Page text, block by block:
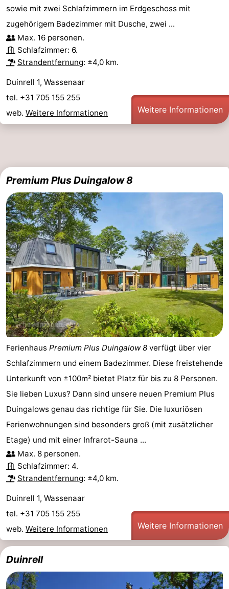
sowie mit zwei Schlafzimmern im Erdgeschoss mit
zugehörigem Badezimmer mit Dusche, zwei ...
Max. 16 personen.
Schlafzimmer: 6.
Strandentfernung: ±4,0 km.
Duinrell 1, Wassenaar
tel. +31 705 155 255
web. Weitere Informationen Weitere Informationen
Premium Plus Duingalow 8
Ferienhaus Premium Plus Duingalow 8 verfügt über vier
Schlafzimmern und einem Badezimmer. Diese freistehende
Unterkunft von ±100m² bietet Platz für bis zu 8 Personen.
Sie lieben Luxus? Dann sind unsere neuen Premium Plus
Duingalows genau das richtige für Sie. Die luxuriösen
Ferienwohnungen sind besonders groß (mit zusätzlicher
Etage) und mit einer Infrarot-Sauna ...
Max. 8 personen.
Schlafzimmer: 4.
Strandentfernung: ±4,0 km.
Duinrell 1, Wassenaar
tel. +31 705 155 255
web. Weitere Informationen Weitere Informationen
Duinrell